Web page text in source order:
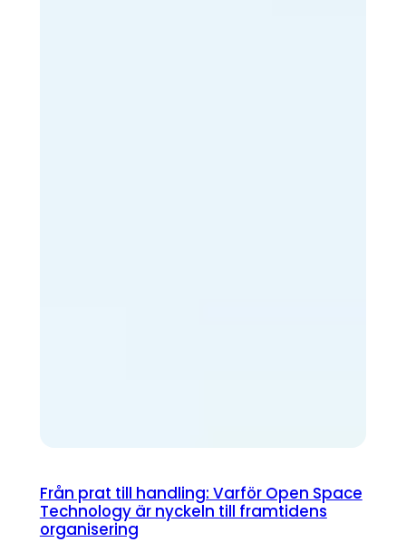
Från prat till handling: Varför Open Space
Technology är nyckeln till framtidens
organisering